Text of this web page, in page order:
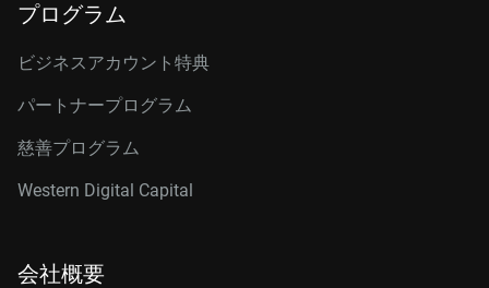
プログラム
ビジネスアカウント特典
パートナープログラム
慈善プログラム
Western Digital Capital
会社概要